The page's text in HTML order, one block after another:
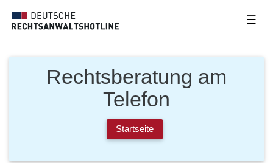
☰
Rechtsberatung am
Telefon
Startseite